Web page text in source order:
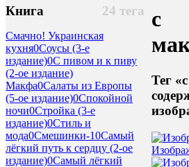
24 тега
Книга
Смачно! Украинская
кухня0Соусы (3-е
издание)0С пивом и к пиву
(2-ое издание)
Макфа0Салаты из Европы
(5-ое издание)0Спокойной
ночи0Стройка (3-е
издание)0Стиль и
мода0Смешинки-10Самый
лёгкий путь к сердцу (2-ое
издание)0Самый лёгкий
с
Тег